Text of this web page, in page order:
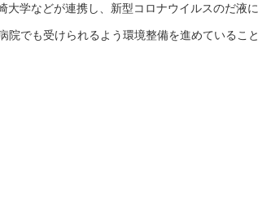
大学などが連携し、新型コロナウイルスのだ液
院でも受けられるよう環境整備を進めているこ